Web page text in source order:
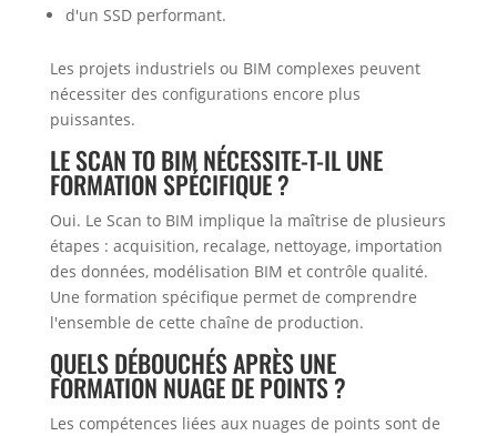
d'un SSD performant.
Les projets industriels ou BIM complexes peuvent
nécessiter des configurations encore plus
puissantes.
LE SCAN TO BIM NÉCESSITE-T-IL UNE
FORMATION SPÉCIFIQUE ?
Oui. Le Scan to BIM implique la maîtrise de plusieurs
étapes : acquisition, recalage, nettoyage, importation
des données, modélisation BIM et contrôle qualité.
Une formation spécifique permet de comprendre
l'ensemble de cette chaîne de production.
QUELS DÉBOUCHÉS APRÈS UNE
FORMATION NUAGE DE POINTS ?
Les compétences liées aux nuages de points sont de